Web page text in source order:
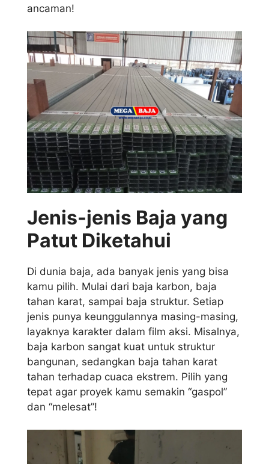
ancaman!
Jenis-jenis Baja yang
Patut Diketahui
Di dunia baja, ada banyak jenis yang bisa
kamu pilih. Mulai dari baja karbon, baja
tahan karat, sampai baja struktur. Setiap
jenis punya keunggulannya masing-masing,
layaknya karakter dalam film aksi. Misalnya,
baja karbon sangat kuat untuk struktur
bangunan, sedangkan baja tahan karat
tahan terhadap cuaca ekstrem. Pilih yang
tepat agar proyek kamu semakin “gaspol”
dan “melesat”!